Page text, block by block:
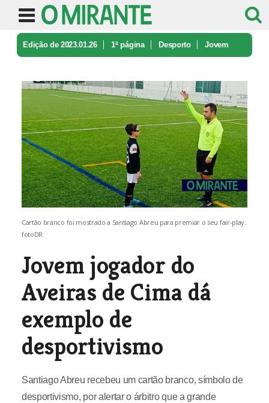
Edição de 2023.01.26 1ª página Desporto Jovem
Cartão branco foi mostrado a Santiago Abreu para premiar o seu fair-play.
fotoDR
Jovem jogador do
Aveiras de Cima dá
exemplo de
desportivismo
Santiago Abreu recebeu um cartão branco, símbolo de
desportivismo, por alertar o árbitro que a grande